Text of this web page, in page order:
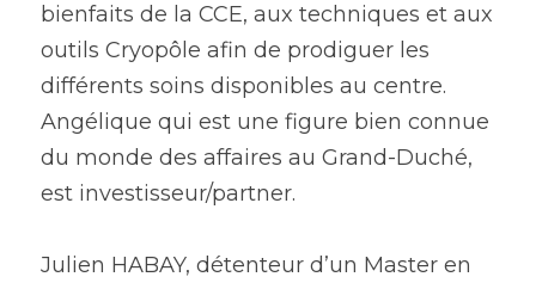
bienfaits de la CCE, aux techniques et aux
outils Cryopôle afin de prodiguer les
différents soins disponibles au centre.
Angélique qui est une figure bien connue
du monde des affaires au Grand-Duché,
est investisseur/partner.
Julien HABAY, détenteur d’un Master en